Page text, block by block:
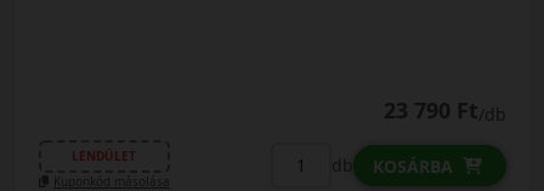
23 790 Ft/db
LENDÜLET
Kuponkód másolása
db KOSÁRBA